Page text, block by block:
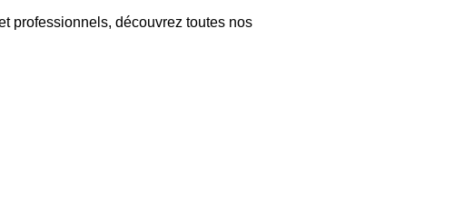
professionnels, découvrez toutes nos